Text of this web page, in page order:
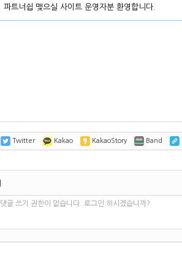
파트너쉽 맺으실 사이트 운영자분 환영합니다.
Twitter Kakao KakaoStory Band
댓글 쓰기 권한이 없습니다. 로그인 하시겠습니까?